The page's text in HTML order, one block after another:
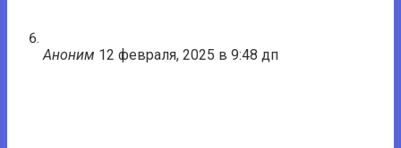
Аноним 12 февраля, 2025 в 9:48 дп